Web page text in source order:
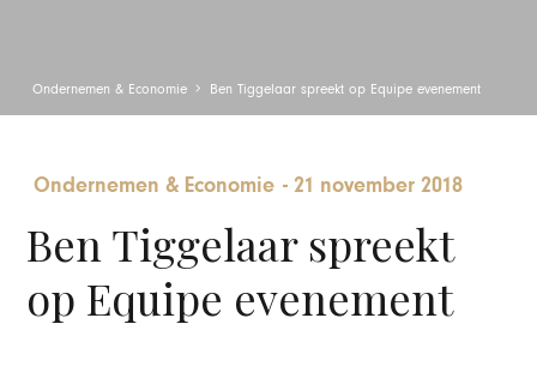
Ondernemen & Economie Ben Tiggelaar spreekt op Equipe evenement
Ondernemen & Economie -21 november 2018
Ben Tiggelaar spreekt
op Equipe evenement